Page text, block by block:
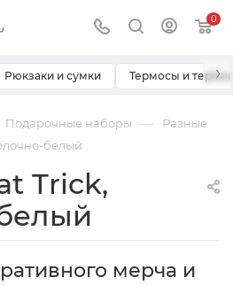
0
Рюкзаки и сумки Термосы и ›
Подарочные наборы — Разные
белый
Trick,
мерча и